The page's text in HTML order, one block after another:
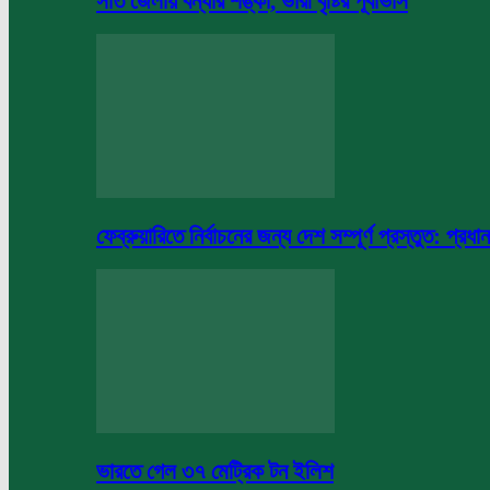
ফেব্রুয়ারিতে নির্বাচনের জন্য দেশ সম্পূর্ণ প্রস্তুত: প্রধান
ভারতে গেল ৩৭ মেট্রিক টন ইলিশ